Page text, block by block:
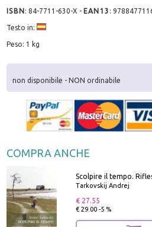
ISBN:84-7711-630-X - EAN13 :
Testo in:
Peso: 1 kg
non disponibile - NON ordinabile
COMPRA ANCHE
Scolpire il tempo.
Tarkovskij Andrej
€ 27.55
€ 29.00 -5 %